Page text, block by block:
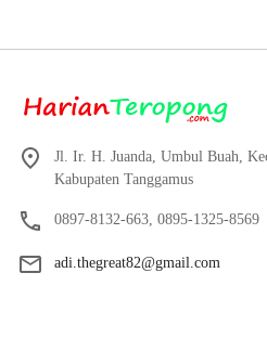
Jl. Ir. H. Juanda, Umbul Buah,
Kabupaten Tanggamus
0897-8132-663, 0895-1325-8569
adi.thegreat82@gmail.com